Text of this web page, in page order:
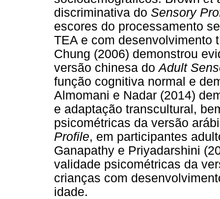
discriminativa do Sensory
escores do processamento
TEA e com desenvolvimento
Chung (2006) demonstrou
versão chinesa doAdult
função cognitiva normal e
Almomani e Nadar (2014)
e adaptação transcultural,
psicométricas da versão
Profile, em participantes
Ganapathy e Priyadarshini
validade psicométricas da
crianças com
idade.